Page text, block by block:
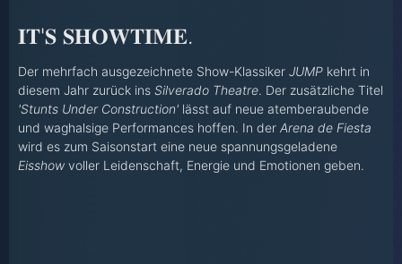
𝐈𝐓'𝐒 𝐒𝐇𝐎𝐖𝐓𝐈𝐌𝐄.
Der mehrfach ausgezeichnete Show-Klassiker JUMP kehrt in
diesem Jahr zurück ins Silverado Theatre. Der zusätzliche Titel
'Stunts Under Construction' lässt auf neue atemberaubende
und waghalsige Performances hoffen. In der Arena de Fiesta
wird es zum Saisonstart eine neue spannungsgeladene
Eisshowvoller Leidenschaft, Energie und Emotionen geben.